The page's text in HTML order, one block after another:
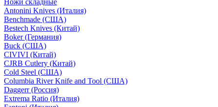
Ножи складные
Antonini Knives (Италия)
Benchmade (США)
Bestech Knives (Китай)
Boker (Германия)
Buck (США)
CIVIVI (Китай)
CJRB Cutlery (Китай)
Cold Steel (США)
Columbia River Knife and Tool (США)
Daggerr (Россия)
Extrema Ratio (Италия)